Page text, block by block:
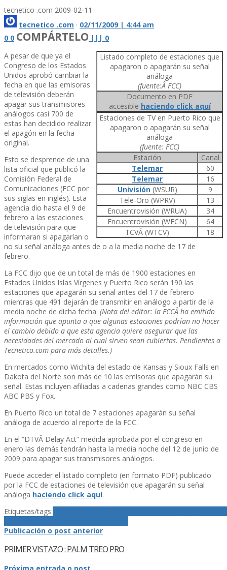
tecnetico .com 2009-02-11
tecnetico .com · 02/11/2009 | 4:44 am
0 0 COMPÁRTELO | | | 0
Listado completo de estaciones que
apagaron o apagarán su señal
análoga
(fuente:Â FCC)
Documento en PDF
accesible haciendo click aquí­
Estaciones de TV en Puerto Rico que
apagaron o apagarán su señal
análoga
(fuente: FCC)
Estación
Canal
Telemar
60
Telemar
16
Univisión(WSUR)
9
Tele-Oro (WPRV)
13
Encuentrovisión (WRUA)
34
Encuentrovisión (WECN)
64
TCVÂ (WTCV)
18
A pesar de que ya el
Congreso de los Estados
Unidos aprobó cambiar la
fecha en que las emisoras
de televisión deberán
apagar sus transmisores
análogos casi 700 de
estas han decidido realizar
el apagón en la fecha
original.
Esto se desprende de una
lista oficial que publicó la
Comisión Federal de
Comunicaciones (FCC por
sus siglas en inglés). Esta
agencia dio hasta el 9 de
febrero a las estaciones
de televisión para que
informaran si apagarí­an o
no su señal análoga antes de o a la media noche de 17 de
febrero.
La FCC dijo que de un total de más de 1900 estaciones en
Estados Unidos Islas Ví­rgenes y Puerto Rico serán 190 las
estaciones que apagarán su señal antes del 17 de febrero
mientras que 491 dejarán de transmitir en análogo a partir de la
media noche de dicha fecha. (Nota del editor: la FCCÂ ha emitido
información que apunta a que algunas estaciones podrí­an no hacer
el cambio debido a que esta agencia quiere asegurar que las
necesidades del mercado al cual sirven sean cubiertas. Pendientes a
Tecnetico.com para más detalles.)
En mercados como Wichita del estado de Kansas y Sioux Falls en
Dakota del Norte son más de 10 las emisoras que apagarán su
señal. Estas incluyen afiliadas a cadenas grandes como NBC CBS
ABC PBS y Fox.
En Puerto Rico un total de 7 estaciones apagarán su señal
análoga de acuerdo al reporte de la FCC.
En el “DTVÂ Delay Act” medida aprobada por el congreso en
enero las demás tendrán hasta la media noche del 12 de junio de
2009 para apagar sus transmisores análogos.
Puede acceder el listado completo (en formato PDF) publicado
por la FCC de estaciones de televisión que apagarán su señal
análoga haciendo click aquí­.
Etiquetas/tags:
Publicación o post anterior
PRIMER VISTAZO : PALM TREO PRO
Próxima entrada o post